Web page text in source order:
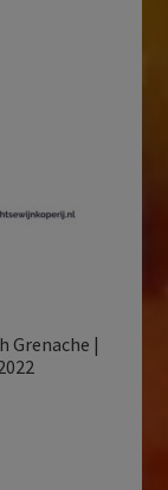
Grenache |